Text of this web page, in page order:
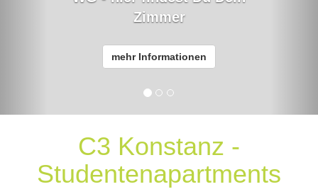
Zimmer
mehr Informationen
C3 Konstanz -
Studentenapartments